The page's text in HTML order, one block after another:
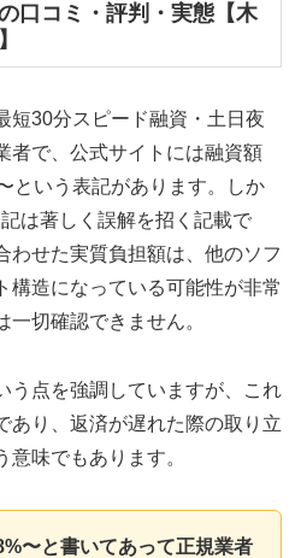
口コミ・評判・実態【木
短30分スピード融資・土日夜
者で、公式サイトには融資額
という表記があります。しか
は著しく誤解を招く記載で
わせた実質負担額は、他のソフ
構造になっている可能性が非常
切確認できません。
う点を強調していますが、これ
あり、返済が遅れた際の取り立
味でもあります。
〜と書いてあって正規業者